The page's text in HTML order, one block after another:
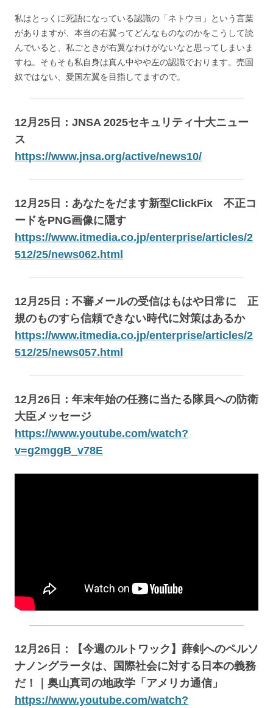
私はとっくに死語になっている認識の「ネトウヨ」という言葉
がありますが、本当の右翼ってどんなものなのかをこうして読
んでいると、私ごときが右翼なわけがないなと思ってしまいま
すね。そもそも私自身は真ん中やや左の認識でおります。売国
奴ではない、愛国左翼を目指してますので。
12月25日：JNSA 2025セキュリティ十大ニュー
ス
https://www.jnsa.org/active/news10/
12月25日： あなたをだます新型ClickFix 不正コ
ードをPNG画像に隠す
https://www.itmedia.co.jp/enterprise/articles/2
512/25/news062.html
12月25日：不審メールの受信はもはや日常に 正
規のものすら信頼できない時代に対策はあるか
https://www.itmedia.co.jp/enterprise/articles/2
512/25/news057.html
12月26日：年末年始の任務に当たる隊員への防衛
大臣メッセージ
https://www.youtube.com/watch?
v=g2mggB_v78E
12月26日：【今週のルトワック】薛剣へのペルソ
ナノングラータは、国際社会に対する日本の義務
だ！｜奥山真司の地政学「アメリカ通信」
https://www.youtube.com/watch?